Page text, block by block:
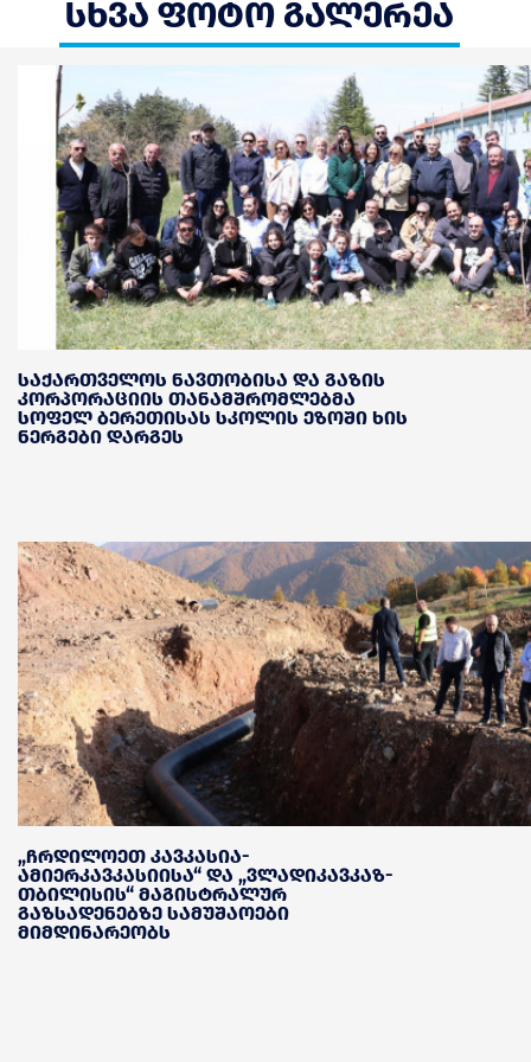
სხვა ფოტო გალერეა
საქართველოს ნავთობისა და გაზის
კორპორაციის თანამშრომლებმა
სოფელ ბერეთისას სკოლის ეზოში ხის
ნერგები დარგეს
„ჩრდილოეთ კავკასია-
ამიერკავკასიისა“ და „ვლადიკავკაზ-
თბილისის“ მაგისტრალურ
გაზსადენებზე სამუშაოები
მიმდინარეობს